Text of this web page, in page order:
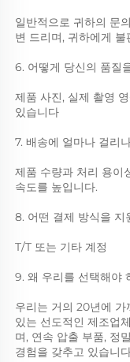
일반적으로 귀하의 문
변 드리며, 귀하에게
6. 어떻게 당신의 품질
제품 사진, 실제 촬영
있습니다
7. 배송에 얼마나 걸리
제품 수량과 처리 용이
속도를 높입니다.
8. 어떤 결제 방식을 지
T/T 또는 기타 계정
9. 왜 우리를 선택해야
우리는 거의 20년에
있는 선도적인 제조업
며, 연속 압출 부품, 정
경험을 갖추고 있습니